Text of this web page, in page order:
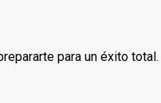
para un éxito total.